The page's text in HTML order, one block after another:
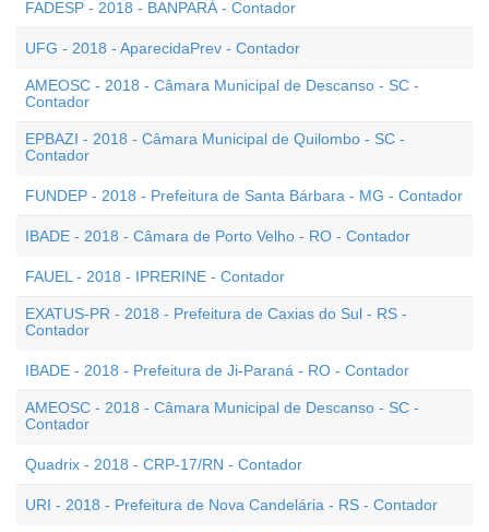
FADESP - 2018 - BANPARÁ - Contador
UFG - 2018 - AparecidaPrev - Contador
AMEOSC - 2018 - Câmara Municipal de Descanso - SC -
Contador
EPBAZI - 2018 - Câmara Municipal de Quilombo - SC -
Contador
FUNDEP - 2018 - Prefeitura de Santa Bárbara - MG - Contador
IBADE - 2018 - Câmara de Porto Velho - RO - Contador
FAUEL - 2018 - IPRERINE - Contador
EXATUS-PR - 2018 - Prefeitura de Caxias do Sul - RS -
Contador
IBADE - 2018 - Prefeitura de Ji-Paraná - RO - Contador
AMEOSC - 2018 - Câmara Municipal de Descanso - SC -
Contador
Quadrix - 2018 - CRP-17/RN - Contador
URI - 2018 - Prefeitura de Nova Candelária - RS - Contador